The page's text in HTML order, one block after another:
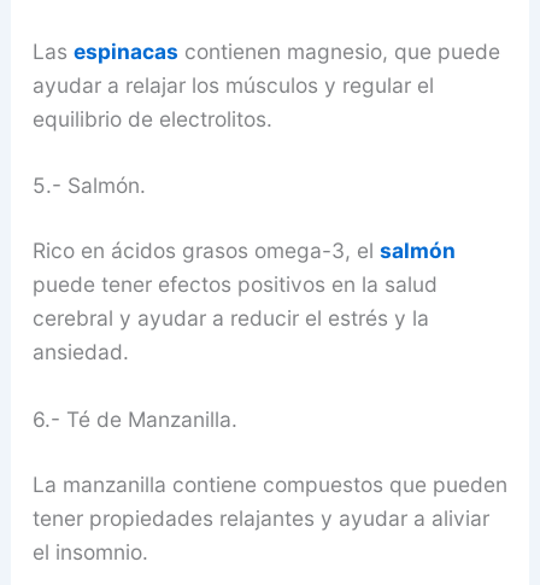
Las espinacas contienen magnesio, que puede
ayudar a relajar los músculos y regular el
equilibrio de electrolitos.
5.- Salmón.
Rico en ácidos grasos omega-3, el salmón
puede tener efectos positivos en la salud
cerebral y ayudar a reducir el estrés y la
ansiedad.
6.- Té de Manzanilla.
La manzanilla contiene compuestos que pueden
tener propiedades relajantes y ayudar a aliviar
el insomnio.